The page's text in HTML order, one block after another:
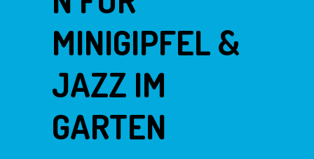
MINIGIPFEL &
JAZZ IM
GARTEN